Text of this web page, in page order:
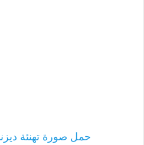
حمل صورة تهنئة